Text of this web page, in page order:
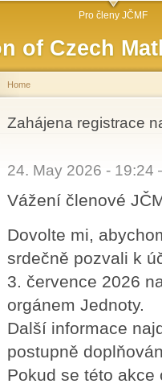
of Czech
Pro členy JČMF
You are here
Home
Zahájena registrace
24. May 2026 -
Vážení členové
Dovolte mi,
srdečně pozvali k
3. července 2026
orgánem Jednoty.
Další informace
postupně
Pokud se této